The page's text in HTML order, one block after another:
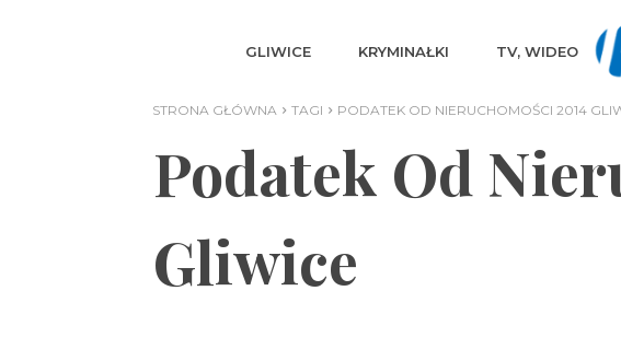
GLIWICE KRYMINAŁKI TV, WIDEO
STRONA GŁÓWNA TAGI PODATEK OD NIERUCHOMOŚCI 2014
Podatek Od
Gliwice